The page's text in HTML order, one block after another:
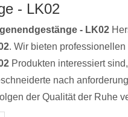
- LK02
- LK02
. Wir bieten
Produkten interessiert
nach
der Qualität der Ruhe